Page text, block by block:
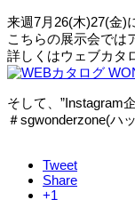
来週7月26(木)27(金)
こちらの展示会では
詳しくはウェブカタ
そして、”Instagram
＃sgwonderzone(ハ
Tweet
Share
+1